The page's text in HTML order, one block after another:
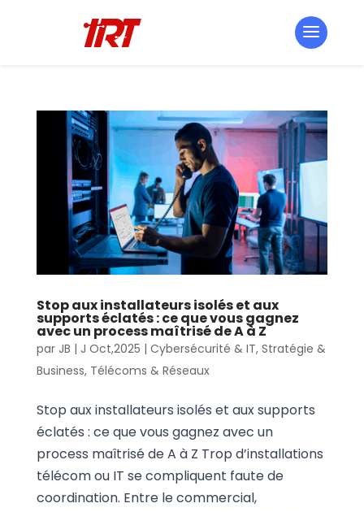
Stop aux installateurs isolés et aux
supports éclatés : ce que vous gagnez
avec un process maîtrisé de A à Z
par JB | J Oct,2025 | Cybersécurité & IT, Stratégie &
Business, Télécoms & Réseaux
Stop aux installateurs isolés et aux supports
éclatés : ce que vous gagnez avec un
process maîtrisé de A à Z Trop d’installations
télécom ou IT se compliquent faute de
coordination. Entre le commercial,